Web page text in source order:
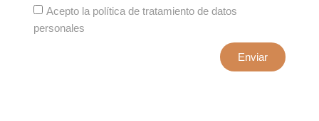
Acepto la política de tratamiento de datos
personales
Enviar